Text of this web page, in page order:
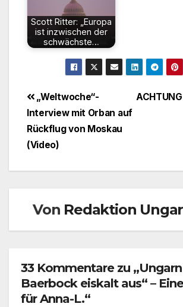
Scott Ritter: „Europa
ist inzwischen der
schwächste…
ACHTUNG
„Weltwoche“-
Interview mit Orban auf
Rückflug von Moskau
(Video)
Von Redaktion
33 Kommentare zu
Baerbock eiskalt aus“ –
für Anna-L.“